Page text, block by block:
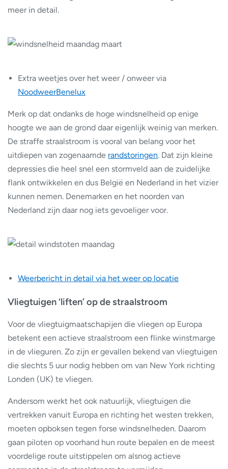
meer in detail.
Extra weetjes over het weer / onweer via
NoodweerBenelux
Merk op dat ondanks de hoge windsnelheid op enige
hoogte we aan de grond daar eigenlijk weinig van merken.
De straffe straalstroom is vooral van belang voor het
uitdiepen van zogenaamde randstoringen. Dat zijn kleine
depressies die heel snel een stormveld aan de zuidelijke
flank ontwikkelen en dus België en Nederland in het vizier
kunnen nemen. Denemarken en het noorden van
Nederland zijn daar nog iets gevoeliger voor.
Weerbericht in detail via het weer op locatie
Vliegtuigen ‘liften’ op de straalstroom
Voor de vliegtuigmaatschapijen die vliegen op Europa
betekent een actieve straalstroom een flinke winstmarge
in de vlieguren. Zo zijn er gevallen bekend van vliegtuigen
die slechts 5 uur nodig hebben om van New York richting
Londen (UK) te vliegen.
Andersom werkt het ook natuurlijk, vliegtuigen die
vertrekken vanuit Europa en richting het westen trekken,
moeten opboksen tegen forse windsnelheden. Daarom
gaan piloten op voorhand hun route bepalen en de meest
voordelige route uitstippelen om alsnog actieve